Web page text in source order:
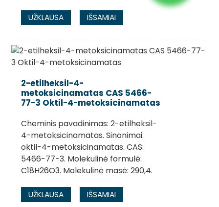
UŽKLAUSA IŠSAMIAI
2-etilheksil-4-
metoksicinamatas CAS 5466-
77-3 Oktil-4-metoksicinamatas
Cheminis pavadinimas: 2-etilheksil-
4-metoksicinamatas. Sinonimai:
oktil-4-metoksicinamatas. CAS:
5466-77-3. Molekulinė formulė:
C18H26O3. Molekulinė masė: 290,4.
UŽKLAUSA IŠSAMIAI